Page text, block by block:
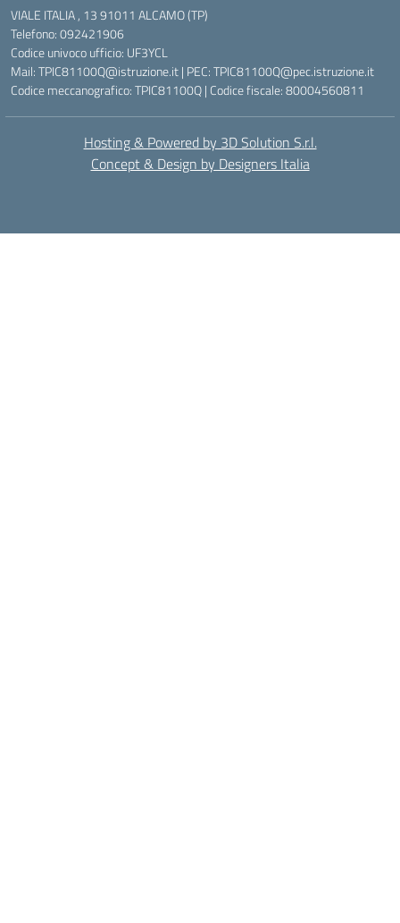
VIALE ITALIA , 13 91011 ALCAMO (TP)
Telefono: 092421906
Codice univoco ufficio: UF3YCL
Mail: TPIC81100Q@istruzione.it | PEC: TPIC81100Q@pec.istruzione.it
Codice meccanografico: TPIC81100Q | Codice fiscale: 80004560811
Hosting & Powered by 3D Solution S.r.l.
Concept & Design by Designers Italia